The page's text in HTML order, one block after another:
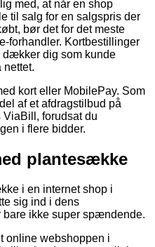
med, at når en shop
til salg for en salgspris der
bør det for det meste
forhandler. Kortbestillinger
dækker dig som kunde
nettet.
kort eller MobilePay. Som
af et afdragstilbud på
forudsat du
i flere bidder.
plantesække
i en internet shop i
sig ind i dens
bare ikke super spændende.
online webshoppen i